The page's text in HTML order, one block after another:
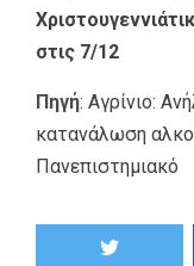
στις 7/12
Πηγή: Αγρίνιο:
κατανάλωση
Πανεπιστημιακό